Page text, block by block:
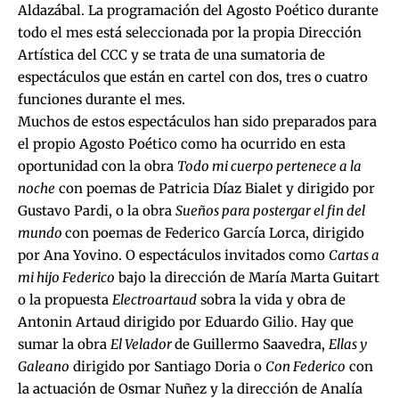
Aldazábal. La programación del Agosto Poético durante
todo el mes está seleccionada por la propia Dirección
Artística del CCC y se trata de una sumatoria de
espectáculos que están en cartel con dos, tres o cuatro
funciones durante el mes.
Muchos de estos espectáculos han sido preparados para
el propio Agosto Poético como ha ocurrido en esta
oportunidad con la obra Todo mi cuerpo pertenece a la
noche con poemas de Patricia Díaz Bialet y dirigido por
Gustavo Pardi, o la obra Sueños para postergar el fin del
mundo con poemas de Federico García Lorca, dirigido
por Ana Yovino. O espectáculos invitados como Cartas a
mi hijo Federico bajo la dirección de María Marta Guitart
o la propuesta Electroartaud sobra la vida y obra de
Antonin Artaud dirigido por Eduardo Gilio. Hay que
sumar la obra El Veladorde Guillermo Saavedra, Ellas y
Galeano dirigido por Santiago Doria o Con Federico con
la actuación de Osmar Nuñez y la dirección de Analía